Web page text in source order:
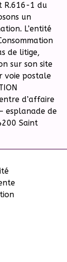
R.616-1 du
un
L’entité
de litige,
sur son site
voie postale
d’affaire
esplanade de
Saint